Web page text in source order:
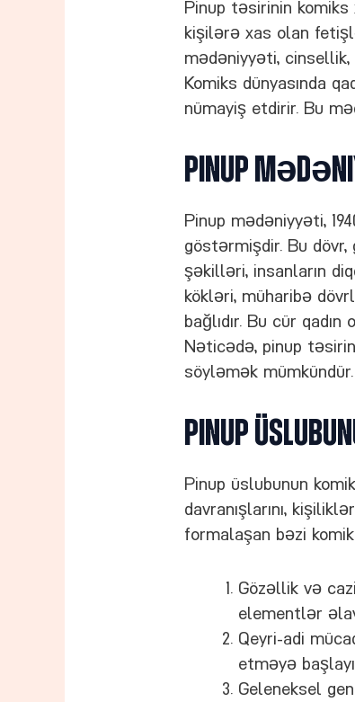
Pinup təsirinin
kişilərə xas olan
mədəniyyəti,
Komiks dünyasında
nümayiş etdirir. Bu
Pinup
Pinup mədəniyyəti,
göstərmişdir. Bu dövr,
şəkilləri, insanların
kökləri, müharibə
bağlıdır. Bu cür
Nəticədə, pinup
söyləmək mümkündür.
Pinup
Pinup üslubunun
davranışlarını,
formalaşan bəzi
Gözəllik və
elementlər
Qeyri-adi
etməyə
Geleneksel